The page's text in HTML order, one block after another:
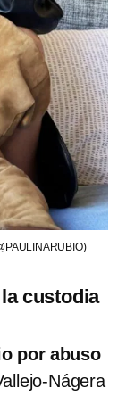
custodia
por abuso
Nágera